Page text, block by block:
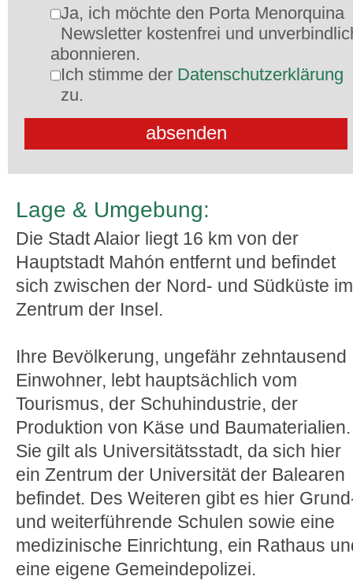
Ja, ich möchte den Porta Menorquina
Newsletter kostenfrei und
abonnieren.
Ich stimme der Datenschutzerklärung
zu.
Lage & Umgebung:
Die Stadt Alaior liegt 16 km von der
Hauptstadt Mahón entfernt und befindet
sich zwischen der Nord- und Südküste im
Zentrum der Insel.
Ihre Bevölkerung, ungefähr zehntausend
Einwohner, lebt hauptsächlich vom
Tourismus, der Schuhindustrie, der
Produktion von Käse und Baumaterialien.
Sie gilt als Universitätsstadt, da sich hier
ein Zentrum der Universität der Balearen
befindet. Des Weiteren gibt es hier
und weiterführende Schulen sowie eine
medizinische Einrichtung, ein Rathaus
eine eigene Gemeindepolizei.